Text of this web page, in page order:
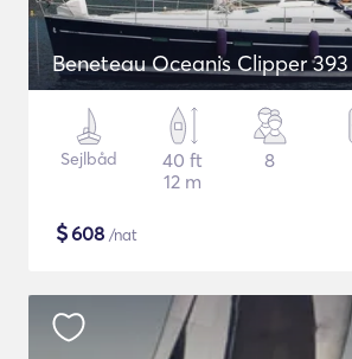
Beneteau Oceanis Clipper 393
Sejlbåd
40 ft
12 m
8
$608 /nat